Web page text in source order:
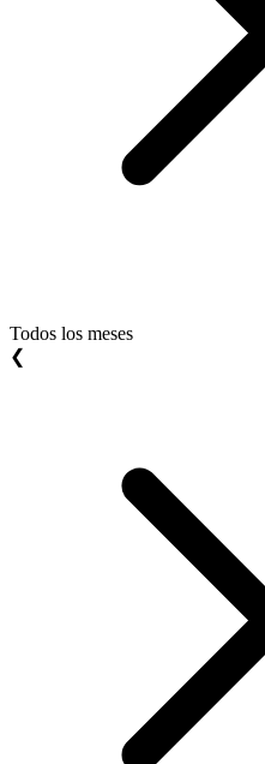
Todos los meses
❮